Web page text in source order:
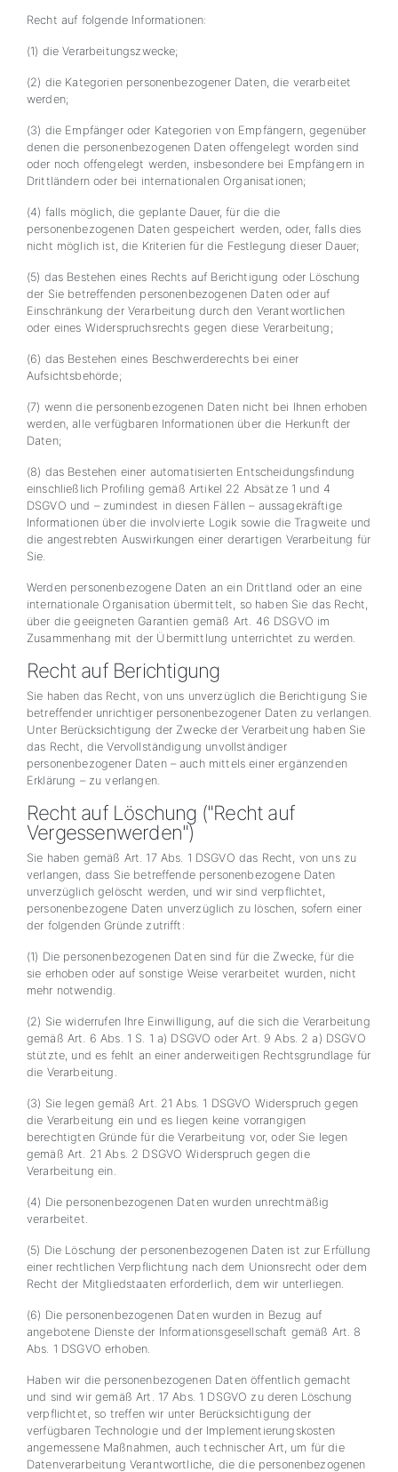
Recht auf folgende Informationen:
(1) die Verarbeitungszwecke;
(2) die Kategorien personenbezogener Daten, die verarbeitet
werden;
(3) die Empfänger oder Kategorien von Empfängern, gegenüber
denen die personenbezogenen Daten offengelegt worden sind
oder noch offengelegt werden, insbesondere bei Empfängern in
Drittländern oder bei internationalen Organisationen;
(4) falls möglich, die geplante Dauer, für die die
personenbezogenen Daten gespeichert werden, oder, falls dies
nicht möglich ist, die Kriterien für die Festlegung dieser Dauer;
(5) das Bestehen eines Rechts auf Berichtigung oder Löschung
der Sie betreffenden personenbezogenen Daten oder auf
Einschränkung der Verarbeitung durch den Verantwortlichen
oder eines Widerspruchsrechts gegen diese Verarbeitung;
(6) das Bestehen eines Beschwerderechts bei einer
Aufsichtsbehörde;
(7) wenn die personenbezogenen Daten nicht bei Ihnen erhoben
werden, alle verfügbaren Informationen über die Herkunft der
Daten;
(8) das Bestehen einer automatisierten Entscheidungsfindung
einschließlich Profiling gemäß Artikel 22 Absätze 1 und 4
DSGVO und – zumindest in diesen Fällen – aussagekräftige
Informationen über die involvierte Logik sowie die Tragweite und
die angestrebten Auswirkungen einer derartigen Verarbeitung für
Sie.
Werden personenbezogene Daten an ein Drittland oder an eine
internationale Organisation übermittelt, so haben Sie das Recht,
über die geeigneten Garantien gemäß Art. 46 DSGVO im
Zusammenhang mit der Übermittlung unterrichtet zu werden.
Recht auf Berichtigung
Sie haben das Recht, von uns unverzüglich die Berichtigung Sie
betreffender unrichtiger personenbezogener Daten zu verlangen.
Unter Berücksichtigung der Zwecke der Verarbeitung haben Sie
das Recht, die Vervollständigung unvollständiger
personenbezogener Daten – auch mittels einer ergänzenden
Erklärung – zu verlangen.
Recht auf Löschung ("Recht auf
Vergessenwerden")
Sie haben gemäß Art. 17 Abs. 1 DSGVO das Recht, von uns zu
verlangen, dass Sie betreffende personenbezogene Daten
unverzüglich gelöscht werden, und wir sind verpflichtet,
personenbezogene Daten unverzüglich zu löschen, sofern einer
der folgenden Gründe zutrifft:
(1) Die personenbezogenen Daten sind für die Zwecke, für die
sie erhoben oder auf sonstige Weise verarbeitet wurden, nicht
mehr notwendig.
(2) Sie widerrufen Ihre Einwilligung, auf die sich die Verarbeitung
gemäß Art. 6 Abs. 1 S. 1 a) DSGVO oder Art. 9 Abs. 2 a) DSGVO
stützte, und es fehlt an einer anderweitigen Rechtsgrundlage für
die Verarbeitung.
(3) Sie legen gemäß Art. 21 Abs. 1 DSGVO Widerspruch gegen
die Verarbeitung ein und es liegen keine vorrangigen
berechtigten Gründe für die Verarbeitung vor, oder Sie legen
gemäß Art. 21 Abs. 2 DSGVO Widerspruch gegen die
Verarbeitung ein.
(4) Die personenbezogenen Daten wurden unrechtmäßig
verarbeitet.
(5) Die Löschung der personenbezogenen Daten ist zur Erfüllung
einer rechtlichen Verpflichtung nach dem Unionsrecht oder dem
Recht der Mitgliedstaaten erforderlich, dem wir unterliegen.
(6) Die personenbezogenen Daten wurden in Bezug auf
angebotene Dienste der Informationsgesellschaft gemäß Art. 8
Abs. 1 DSGVO erhoben.
Haben wir die personenbezogenen Daten öffentlich gemacht
und sind wir gemäß Art. 17 Abs. 1 DSGVO zu deren Löschung
verpflichtet, so treffen wir unter Berücksichtigung der
verfügbaren Technologie und der Implementierungskosten
angemessene Maßnahmen, auch technischer Art, um für die
Datenverarbeitung Verantwortliche, die die personenbezogenen